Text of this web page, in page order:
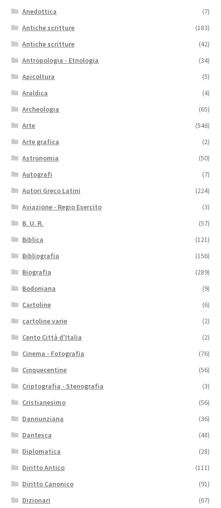
Anedottica
(7)
Antiche scritture
(183)
Antiche scritture
(42)
Antropologia - Etnologia
(34)
Apicoltura
(5)
Araldica
(4)
Archeologia
(65)
Arte
(546)
Arte grafica
(2)
Astronomia
(50)
Autografi
(7)
Autori Greco Latini
(224)
Aviazione - Regio Esercito
(3)
B. U. R.
(57)
Biblica
(121)
Bibliografia
(156)
Biografia
(289)
Bodoniana
(9)
Cartoline
(6)
cartoline varie
(2)
Cento Città d'Italia
(2)
Cinema - Fotografia
(76)
Cinquecentine
(56)
Criptografia - Stenografia
(3)
Cristianesimo
(56)
Dannunziana
(36)
Dantesca
(48)
Diplomatica
(28)
Diritto Antico
(111)
Diritto Canonico
(91)
Dizionari
(67)